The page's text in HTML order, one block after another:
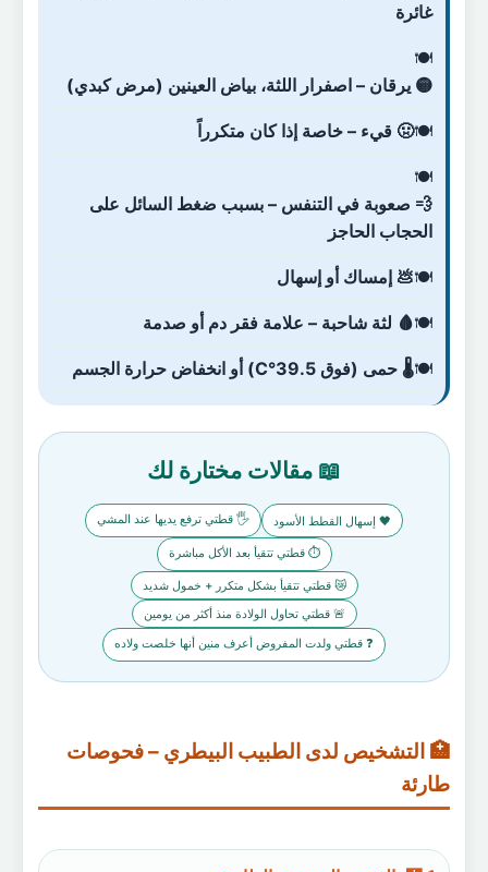
غائرة
🟡 يرقان – اصفرار اللثة، بياض العينين (مرض كبدي)
🤢 قيء – خاصة إذا كان متكرراً
💨 صعوبة في التنفس – بسبب ضغط السائل على
الحجاب الحاجز
💩 إمساك أو إسهال
🩸 لثة شاحبة – علامة فقر دم أو صدمة
🌡️ حمى (فوق 39.5°C) أو انخفاض حرارة الجسم
📖 مقالات مختارة لك
🖤 إسهال القطط الأسود 🖐️ قطتي ترفع يديها عند المشي
⏱️ قطتي تتقيأ بعد الأكل مباشرة
😿 قطتي تتقيأ بشكل متكرر + خمول شديد
🚨 قطتي تحاول الولادة منذ أكثر من يومين
❓ قطتي ولدت المفروض أعرف منين أنها خلصت ولاده
🏥 التشخيص لدى الطبيب البيطري – فحوصات
طارئة